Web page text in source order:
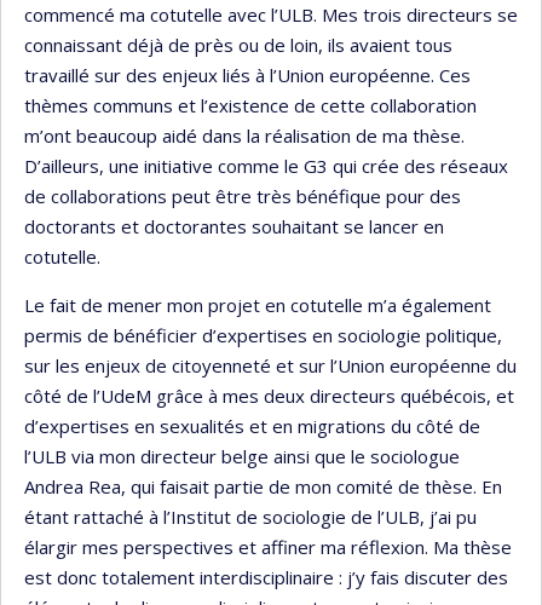
commencé ma cotutelle avec l’ULB. Mes trois directeurs se
connaissant déjà de près ou de loin, ils avaient tous
travaillé sur des enjeux liés à l’Union européenne. Ces
thèmes communs et l’existence de cette collaboration
m’ont beaucoup aidé dans la réalisation de ma thèse.
D’ailleurs, une initiative comme le G3 qui crée des réseaux
de collaborations peut être très bénéfique pour des
doctorants et doctorantes souhaitant se lancer en
cotutelle.
Le fait de mener mon projet en cotutelle m’a également
permis de bénéficier d’expertises en sociologie politique,
sur les enjeux de citoyenneté et sur l’Union européenne du
côté de l’UdeM grâce à mes deux directeurs québécois, et
d’expertises en sexualités et en migrations du côté de
l’ULB via mon directeur belge ainsi que le sociologue
Andrea Rea, qui faisait partie de mon comité de thèse. En
étant rattaché à l’Institut de sociologie de l’ULB, j’ai pu
élargir mes perspectives et affiner ma réflexion. Ma thèse
est donc totalement interdisciplinaire : j’y fais discuter des